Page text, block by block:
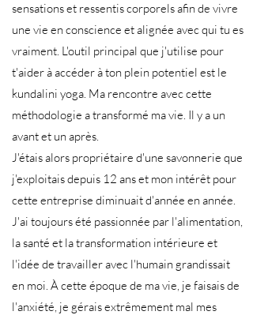
sensations et ressentis corporels afin de vivre
une vie en conscience et alignée avec qui tu es
vraiment. L'outil principal que j'utilise pour
t'aider à accéder à ton plein potentiel est le
kundalini yoga. Ma rencontre avec cette
méthodologie a transformé ma vie. Il y a un
avant et un après.
J'étais alors propriétaire d'une savonnerie que
j'exploitais depuis 12 ans et mon intérêt pour
cette entreprise diminuait d'année en année.
J'ai toujours été passionnée par l'alimentation,
la santé et la transformation intérieure et
l'idée de travailler avec l'humain grandissait
en moi. À cette époque de ma vie, je faisais de
l'anxiété, je gérais extrêmement mal mes